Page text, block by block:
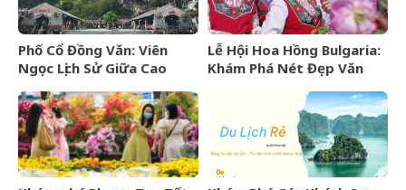
Phố Cổ Đồng Văn: Viên
Ngọc Lịch Sử Giữa Cao
Lễ Hội Hoa Hồng Bulgaria:
Khám Phá Nét Đẹp Văn